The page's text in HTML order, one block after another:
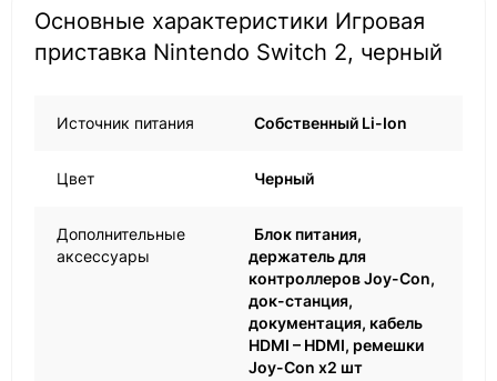
Основные характеристики Игровая
приставка Nintendo Switch 2, черный
Источник питания Собственный Li-Ion
Цвет Черный
Дополнительные
аксессуары
Блок питания,
держатель для
контроллеров Joy-Con,
док-станция,
документация, кабель
HDMI – HDMI, ремешки
Joy-Con x2 шт